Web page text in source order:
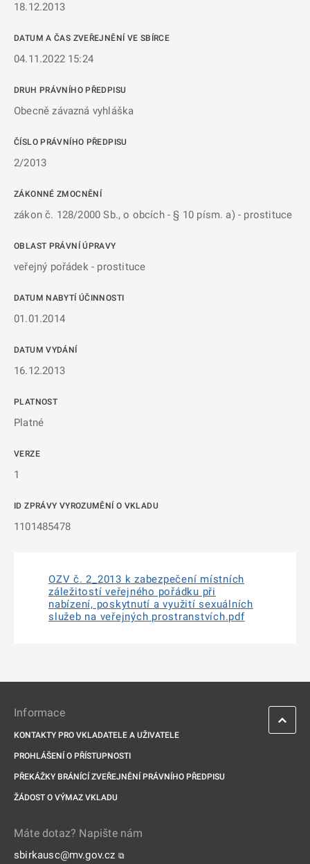
18.12.2013
DATUM A ČAS ZVEŘEJNĚNÍ VE SBÍRCE
04.11.2022 15:24
DRUH PRÁVNÍHO PŘEDPISU
Obecně závazná vyhláška
ČÍSLO PRÁVNÍHO PŘEDPISU
2/2013
ZÁKONNÉ ZMOCNĚNÍ
zákon č. 128/2000 Sb., o obcích - § 10 písm. a) - prostituce
OBLAST PRÁVNÍ ÚPRAVY
veřejný pořádek - prostituce
DATUM NABYTÍ ÚČINNOSTI
01.01.2014
DATUM VYDÁNÍ
16.12.2013
PLATNOST
Platné
VERZE
1
ID ZPRÁVY VYROZUMĚNÍ O VKLADU
1101485478
OZV č. 2_2013 k zabezpečení místních
záležitostí veřejného pořádku při
nabízení, poskytnutí a využití sexuálních
služeb na veřejných prostranstvích.pdf
Informace
KONTAKTY PRO VKLADATELE A UŽIVATELE
PROHLÁŠENÍ O PŘÍSTUPNOSTI
PŘEKÁŽKY BRÁNÍCÍ ZVEŘEJNĚNÍ PRÁVNÍHO PŘEDPISU
ŽÁDOST O VÝMAZ VKLADU
Máte dotaz? Napište nám
sbirkausc@mv.gov.cz ⧉